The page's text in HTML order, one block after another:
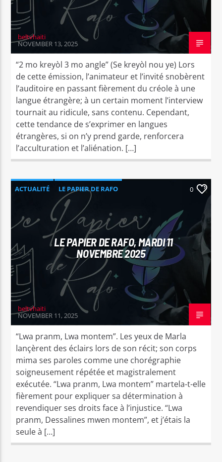
beltvhaiti
NOVEMBER 13, 2025
“2 mo kreyòl 3 mo angle” (Se kreyòl nou ye) Lors
de cette émission, l’animateur et l’invité snobèrent
l’auditoire en passant fièrement du créole à une
langue étrangère; à un certain moment l’interview
tournait au ridicule, sans contenu. Cependant,
cette tendance de s’exprimer en langues
étrangères, si on n’y prend garde, renforcera
l’acculturation et l’aliénation. […]
ACTUALITÉ LE PAPIER DE RAFO 0
LE PAPIER DE RAFO, MARDI 11
NOVEMBRE 2025
beltvhaiti
NOVEMBER 11, 2025
“Lwa pranm, Lwa montem”. Les yeux de Marla
lançèrent des éclairs lors de son récit; son corps
mima ses paroles comme une chorégraphie
soigneusement répétée et magistralement
exécutée. “Lwa pranm, Lwa montem” martela-t-elle
fièrement pour expliquer sa détermination à
revendiquer ses droits face à l’injustice. “Lwa
pranm, Dessalines mwen montem”, et j’étais la
seule à […]